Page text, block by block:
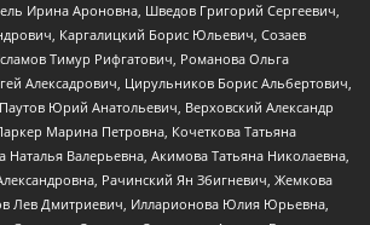
Ирина Ароновна, Шведов Григорий Сергеевич,
Каргалицкий Борис Юльевич, Созаев
Тимур Рифгатович, Романова Ольга
Алексадрович, Цирульников Борис Альбертович,
Юрий Анатольевич, Верховский Александр
Марина Петровна, Кочеткова Татьяна
Валерьевна, Акимова Татьяна Николаевна,
Рачинский Ян Збигневич, Жемкова
Лев Дмитриевич, Илларионова Юлия Юрьевна,